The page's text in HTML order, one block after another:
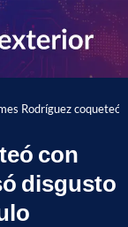
Rodríguez coqueteó
con
disgusto